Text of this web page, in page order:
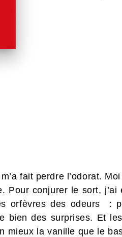
fait perdre l’odorat.
Pour conjurer le sort,
orfèvres des odeurs :
bien des surprises. Et
mieux la vanille que le